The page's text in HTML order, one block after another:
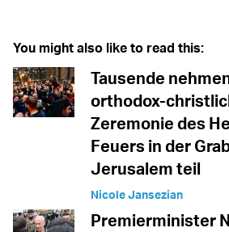
You might also like to read this:
Tausende
orthodox-
Zeremonie des
Feuers in der
Jerusalem teil
Nicole Jansezian
Premierminister